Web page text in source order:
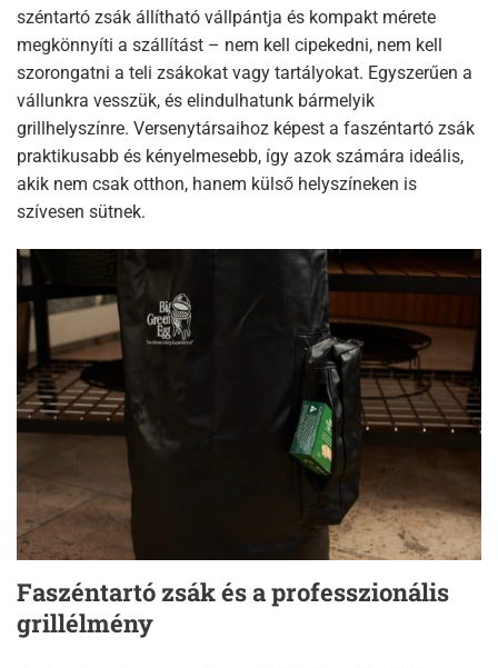
széntartó zsák állítható vállpántja és kompakt mérete
megkönnyíti a szállítást – nem kell cipekedni, nem kell
szorongatni a teli zsákokat vagy tartályokat. Egyszerűen a
vállunkra vesszük, és elindulhatunk bármelyik
grillhelyszínre. Versenytársaihoz képest a faszéntartó zsák
praktikusabb és kényelmesebb, így azok számára ideális,
akik nem csak otthon, hanem külső helyszíneken is
szívesen sütnek.
Faszéntartó zsák és a professzionális
grillélmény